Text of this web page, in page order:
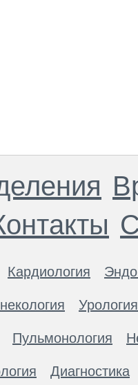
Кардиология
Урология
Пульмонология
Диагностика